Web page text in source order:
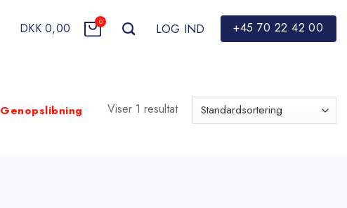
DKK0,00 0 LOG IND +45 70 22 42 00
Genopslibning Viser 1 resultat